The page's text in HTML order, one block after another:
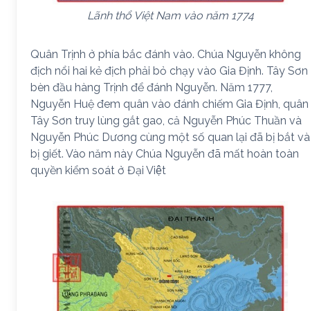
Lãnh thổ Việt Nam vào năm 1774
Quân Trịnh ở phía bắc đánh vào. Chúa Nguyễn không
địch nổi hai kẻ địch phải bỏ chạy vào Gia Định. Tây Sơn
bèn đầu hàng Trịnh để đánh Nguyễn. Năm 1777,
Nguyễn Huệ đem quân vào đánh chiếm Gia Định, quân
Tây Sơn truy lùng gắt gao, cả Nguyễn Phúc Thuần và
Nguyễn Phúc Dương cùng một số quan lại đã bị bắt và
bị giết. Vào năm này Chúa Nguyễn đã mất hoàn toàn
quyền kiểm soát ở Đại Việt